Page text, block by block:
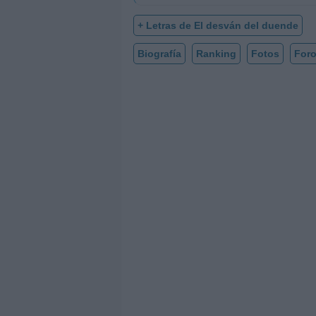
+ Letras de El desván del duende
Biografía Ranking Fotos Foro